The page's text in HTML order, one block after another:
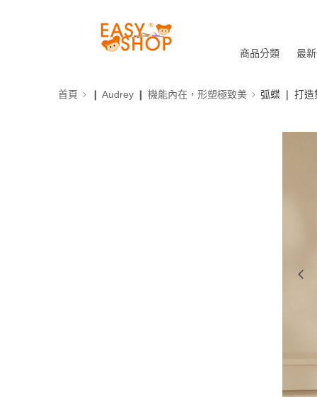
商品分類 最
首頁 ❙ Audrey ❙ 機能內在，形塑極致美 弧蝶 ❘ 打造